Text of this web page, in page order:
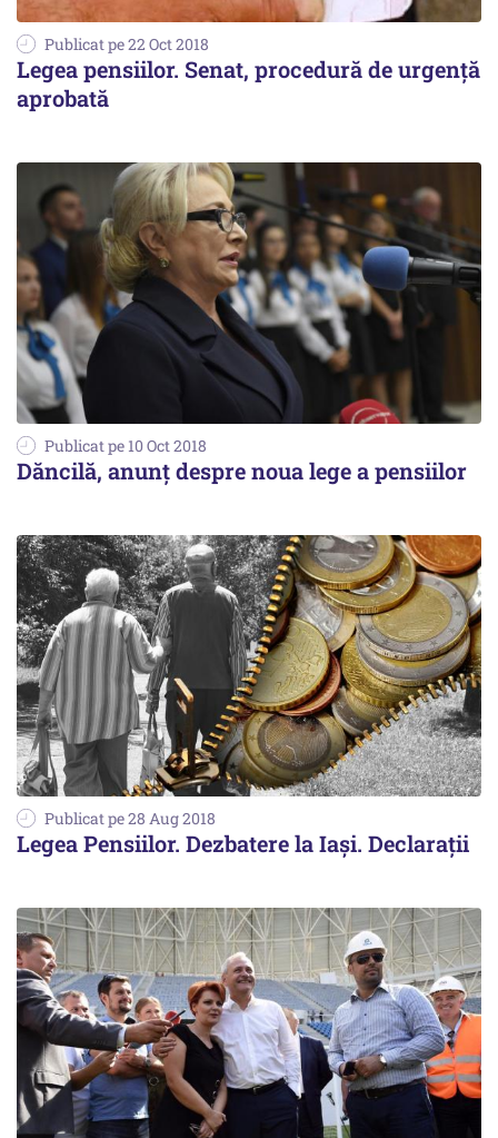
Publicat pe 22 Oct 2018
Legea pensiilor. Senat, procedură de urgență
aprobată
Publicat pe 10 Oct 2018
Dăncilă, anunț despre noua lege a pensiilor
Publicat pe 28 Aug 2018
Legea Pensiilor. Dezbatere la Iași. Declarații